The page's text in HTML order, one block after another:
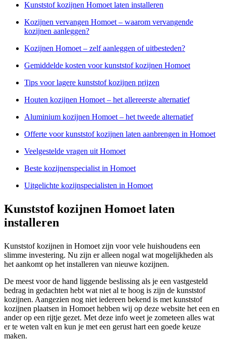
Kunststof kozijnen Homoet laten installeren
Kozijnen vervangen Homoet – waarom vervangende
kozijnen aanleggen?
Kozijnen Homoet – zelf aanleggen of uitbesteden?
Gemiddelde kosten voor kunststof kozijnen Homoet
Tips voor lagere kunststof kozijnen prijzen
Houten kozijnen Homoet – het allereerste alternatief
Aluminium kozijnen Homoet – het tweede alternatief
Offerte voor kunststof kozijnen laten aanbrengen in Homoet
Veelgestelde vragen uit Homoet
Beste kozijnenspecialist in Homoet
Uitgelichte kozijnspecialisten in Homoet
Kunststof kozijnen Homoet laten
installeren
Kunststof kozijnen in Homoet zijn voor vele huishoudens een
slimme investering. Nu zijn er alleen nogal wat mogelijkheden als
het aankomt op het installeren van nieuwe kozijnen.
De meest voor de hand liggende beslissing als je een vastgesteld
bedrag in gedachten hebt wat niet al te hoog is zijn de kunststof
kozijnen. Aangezien nog niet iedereen bekend is met kunststof
kozijnen plaatsen in Homoet hebben wij op deze website het een en
ander op een rijtje gezet. Met deze info weet je zometeen alles wat
er te weten valt en kun je met een gerust hart een goede keuze
maken.